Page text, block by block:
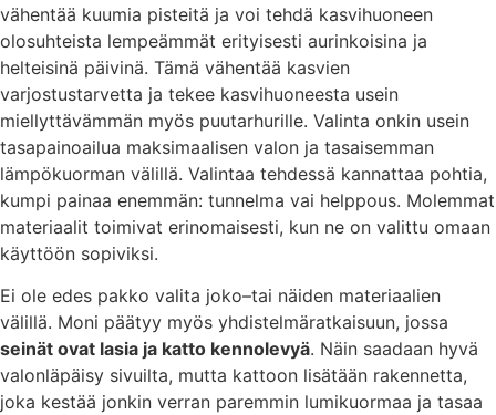
vähentää kuumia pisteitä ja voi tehdä kasvihuoneen
olosuhteista lempeämmät erityisesti aurinkoisina ja
helteisinä päivinä. Tämä vähentää kasvien
varjostustarvetta ja tekee kasvihuoneesta usein
miellyttävämmän myös puutarhurille. Valinta onkin usein
tasapainoailua maksimaalisen valon ja tasaisemman
lämpökuorman välillä. Valintaa tehdessä kannattaa pohtia,
kumpi painaa enemmän: tunnelma vai helppous. Molemmat
materiaalit toimivat erinomaisesti, kun ne on valittu omaan
käyttöön sopiviksi.
Ei ole edes pakko valita joko–tai näiden materiaalien
välillä. Moni päätyy myös yhdistelmäratkaisuun, jossa
seinät ovat lasia ja katto kennolevyä. Näin saadaan hyvä
valonläpäisy sivuilta, mutta kattoon lisätään rakennetta,
joka kestää jonkin verran paremmin lumikuormaa ja tasaa